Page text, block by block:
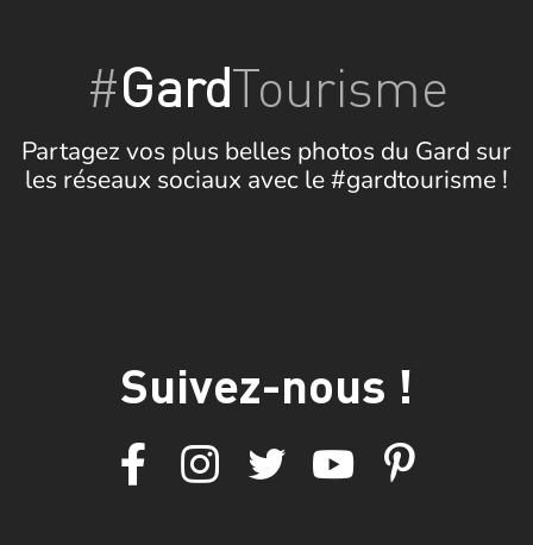
#GardTourisme
Partagez vos plus belles photos du Gard sur
les réseaux sociaux avec le #gardtourisme !
Suivez-nous !